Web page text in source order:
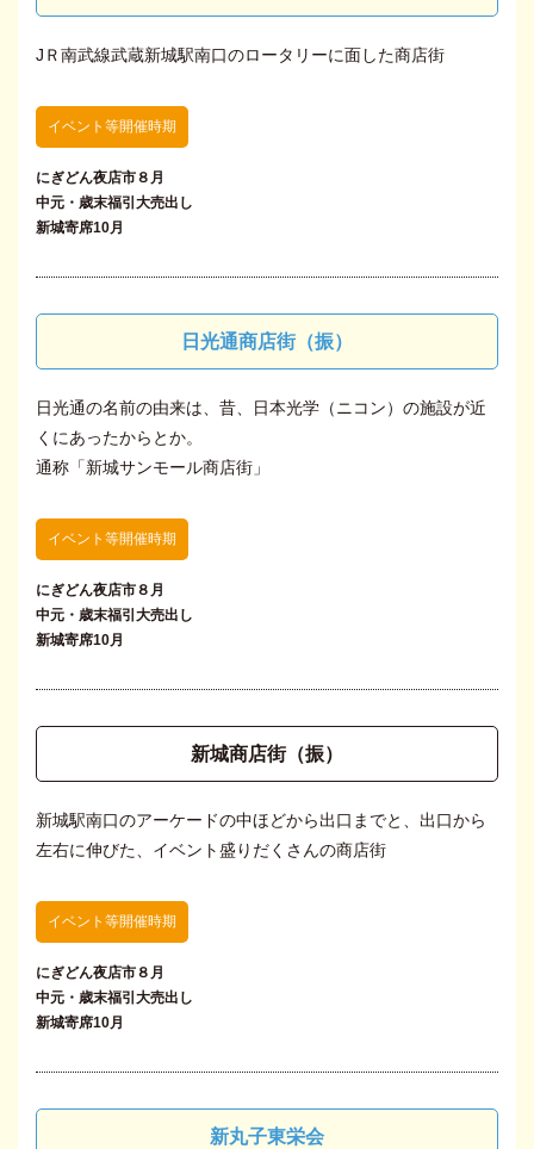
JＲ南武線武蔵新城駅南口のロータリーに面した商店街
イベント等開催時期
にぎどん夜店市８月
中元・歳末福引大売出し
新城寄席10月
日光通商店街（振）
日光通の名前の由来は、昔、日本光学（ニコン）の施設が近
くにあったからとか。
通称「新城サンモール商店街」
イベント等開催時期
にぎどん夜店市８月
中元・歳末福引大売出し
新城寄席10月
新城商店街（振）
新城駅南口のアーケードの中ほどから出口までと、出口から
左右に伸びた、イベント盛りだくさんの商店街
イベント等開催時期
にぎどん夜店市８月
中元・歳末福引大売出し
新城寄席10月
新丸子東栄会